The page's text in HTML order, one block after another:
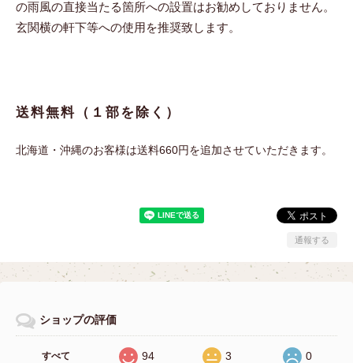
の雨風の直接当たる箇所への設置はお勧めしておりません。
玄関横の軒下等への使用を推奨致します。
送料無料（１部を除く）
北海道・沖縄のお客様は送料660円を追加させていただきます。
通報する
ショップの評価
すべて 94 3 0